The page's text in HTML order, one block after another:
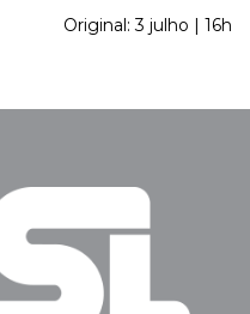
Original: 3 julho | 16h